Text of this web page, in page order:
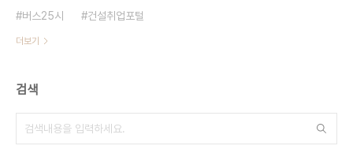
버스25시
건설취업포털
더보기
검색